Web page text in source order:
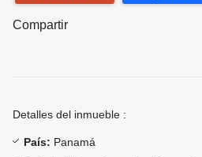
Compartir
Detalles del inmueble :
País: Panamá